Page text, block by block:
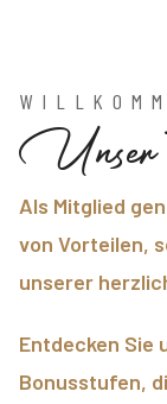
Unser
Als Mitglied
von Vorteilen,
unserer
Entdecken Sie
Bonusstufen,